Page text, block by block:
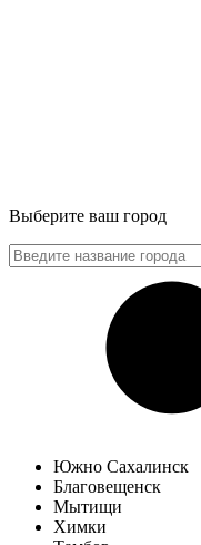
Выберите ваш город
Южно Сахалинск
Благовещенск
Мытищи
Химки